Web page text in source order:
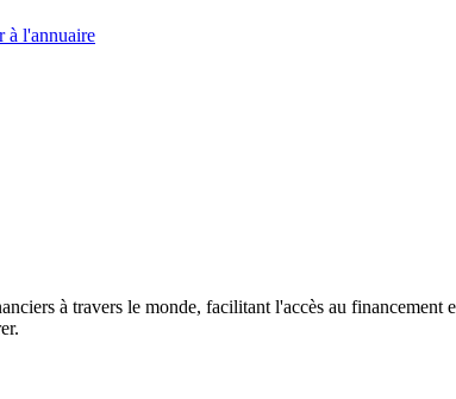
à l'annuaire
à travers le monde, facilitant l'accès au